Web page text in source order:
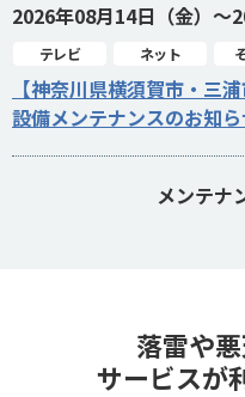
2026年08月14日（金）～
テレビ ネット
【神奈川県横須賀市・三
設備メンテナンスのお知
メンテナ
落雷や
サービスが